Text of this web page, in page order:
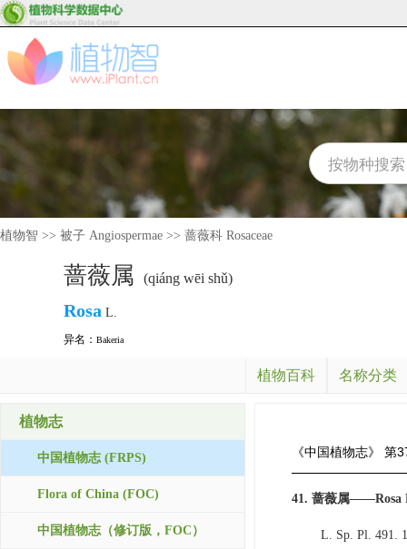
植物智 >> 被子 Angiospermae >> 蔷薇科 Rosaceae
蔷薇属 (qiáng wēi shǔ)
Rosa L.
异名： Bakeria
植物百科 名称分类
植物志
中国植物志 (FRPS)
Flora of China (FOC)
中国植物志（修订版，FOC）
《中国植物志》 第
41. 蔷薇属——Rosa
L. Sp. Pl. 491.